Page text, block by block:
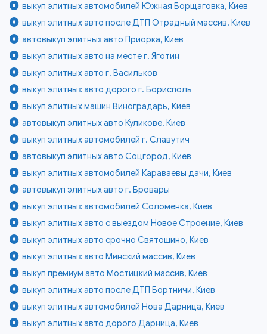
выкуп элитных автомобилей Южная Борщаговка, Киев
выкуп элитных авто после ДТП Отрадный массив, Киев
автовыкуп элитных авто Приорка, Киев
выкуп элитных авто на месте г. Яготин
выкуп элитных авто г. Васильков
выкуп элитных авто дорого г. Борисполь
выкуп элитных машин Виноградарь, Киев
автовыкуп элитных авто Куликове, Киев
выкуп элитных автомобилей г. Славутич
автовыкуп элитных авто Соцгород, Киев
выкуп элитных автомобилей Караваевы дачи, Киев
автовыкуп элитных авто г. Бровары
выкуп элитных автомобилей Соломенка, Киев
выкуп элитных авто с выездом Новое Строение, Киев
выкуп элитных авто срочно Святошино, Киев
выкуп элитных авто Минский массив, Киев
выкуп премиум авто Мостицкий массив, Киев
выкуп элитных авто после ДТП Бортничи, Киев
выкуп элитных автомобилей Нова Дарница, Киев
выкуп элитных авто дорого Дарница, Киев